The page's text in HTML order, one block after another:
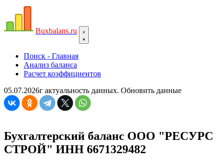
Buxbalans.ru
Поиск - Главная
Анализ баланса
Расчет коэффициентов
05.07.2026г актуальность данных. Обновить данные
Бухгалтерский баланс ООО "РЕСУРС
СТРОЙ" ИНН 6671329482